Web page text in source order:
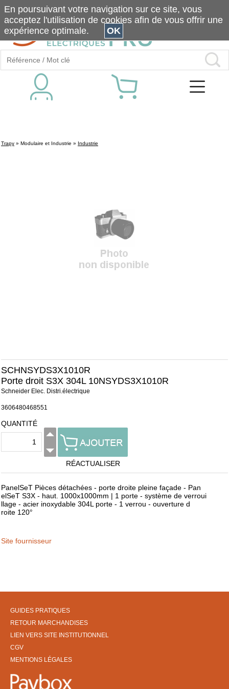
Trapy » Modulaire et Industrie » Industrie
SCHNSYDS3X1010R
Porte droit S3X 304L 10NSYDS3X1010R
Schneider Elec. Distri.électrique
3606480468551
QUANTITÉ
RÉACTUALISER
PanelSeT Pièces détachées - porte droite pleine façade - Pan
elSeT S3X - haut. 1000x1000mm | 1 porte - système de verroui
llage - acier inoxydable 304L porte - 1 verrou - ouverture d
roite 120°
Site fournisseur
GUIDES PRATIQUES
RETOUR MARCHANDISES
LIEN VERS SITE INSTITUTIONNEL
CGV
MENTIONS LÉGALES
En poursuivant votre navigation sur ce site, vous
acceptez l'utilisation de cookies afin de vous offrir une
expérience optimale.
OK